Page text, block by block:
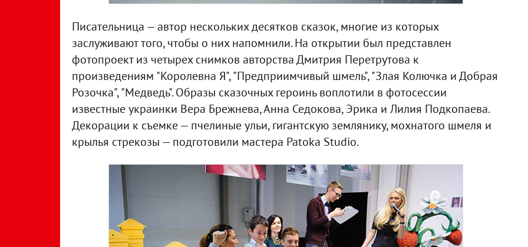
Писательница — автор нескольких десятков сказок, многие из которых
заслуживают того, чтобы о них напомнили. На открытии был представлен
фотопроект из четырех снимков авторства Дмитрия Перетрутова к
произведениям "Королевна Я", "Предприимчивый шмель", "Злая Колючка и Добрая
Розочка", "Медведь". Образы сказочных героинь воплотили в фотосессии
известные украинки Вера Брежнева, Анна Седокова, Эрика и Лилия Подкопаева.
Декорации к съемке — пчелиные ульи, гигантскую землянику, мохнатого шмеля и
крылья стрекозы — подготовили мастера Patoka Studio.